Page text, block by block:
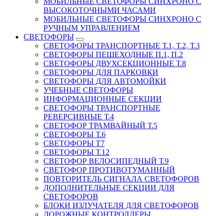
ВЫСОКОТОЧНЫМИ ЧАСАМИ
МОБИЛЬНЫЕ СВЕТОФОРЫ СИНХРОНО С
РУЧНЫМ УПРАВЛЕНИЕМ
СВЕТОФОРЫ
СВЕТОФОРЫ ТРАНСПОРТНЫЕ Т.1, Т.2, Т.3
СВЕТОФОРЫ ПЕШЕХОДНЫЕ П.1, П.2
СВЕТОФОРЫ ДВУХСЕКЦИОННЫЕ Т.8
СВЕТОФОРЫ ДЛЯ ПАРКОВКИ
СВЕТОФОРЫ ДЛЯ АВТОМОЙКИ
УЧЕБНЫЕ СВЕТОФОРЫ
ИНФОРМАЦИОННЫЕ СЕКЦИИ
СВЕТОФОРЫ ТРАНСПОРТНЫЕ
РЕВЕРСИВНЫЕ Т.4
СВЕТОФОР ТРАМВАЙНЫЙ Т.5
СВЕТОФОРЫ Т.6
СВЕТОФОРЫ Т7
СВЕТОФОРЫ Т.12
СВЕТОФОР ВЕЛОСИПЕДНЫЙ Т.9
СВЕТОФОР ПРОТИВОТУМАННЫЙ
ПОВТОРИТЕЛЬ СИГНАЛА СВЕТОФОРОВ
ДОПОЛНИТЕЛЬНЫЕ СЕКЦИИ ДЛЯ
СВЕТОФОРОВ
БЛОКИ ИЗЛУЧАТЕЛЯ ДЛЯ СВЕТОФОРОВ
ДОРОЖНЫЕ КОНТРОЛЛЕРЫ